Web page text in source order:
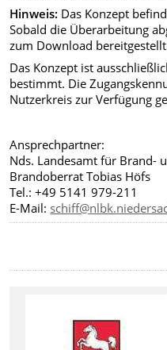
Hinweis: Das Konzept
Sobald die Überarbeitung
zum Download
Das Konzept ist
bestimmt. Die
Nutzerkreis zur Verfügung
Ansprechpartner:
Nds. Landesamt für Brand-
Brandoberrat Tobias Höfs
Tel.: +49 5141 979-211
E-Mail: